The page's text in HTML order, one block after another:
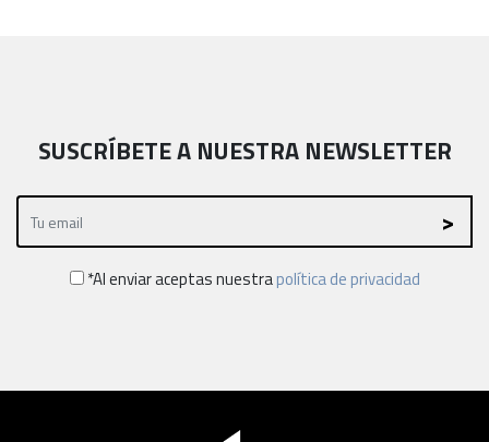
SUSCRÍBETE A NUESTRA NEWSLETTER
*Al enviar aceptas nuestrapolítica de privacidad